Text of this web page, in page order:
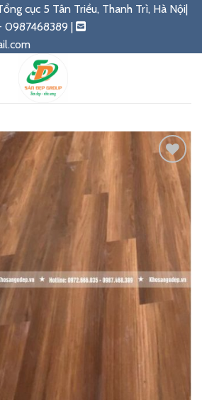
cục 5 Tân Triều, Thanh Trì, Hà Nội|
|
Add
to
wishlist